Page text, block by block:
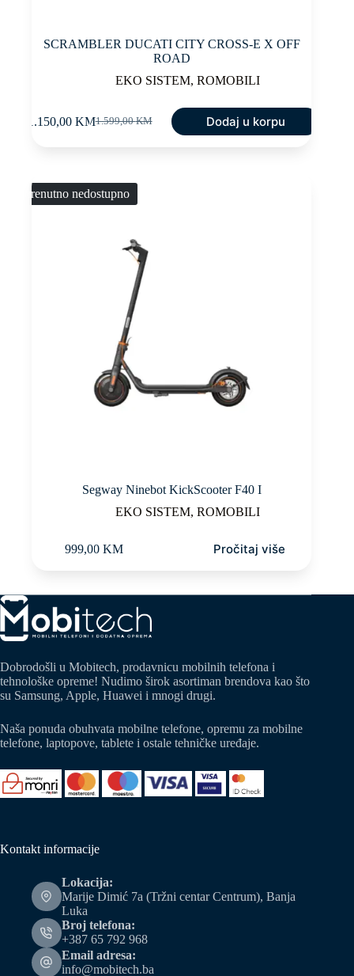
SCRAMBLER DUCATI CITY CROSS-E X OFF
ROAD
EKO SISTEM, ROMOBILI
1.599,00KM
Original
1.150,00 KMCurrent
Dodaj u korpu
Trenutno nedostupno
Segway Ninebot KickScooter F40 I
EKO SISTEM, ROMOBILI
999,00 KM Pročitaj više
Dobrodošli u Mobitech, prodavnicu mobilnih telefona i
tehnološke opreme! Nudimo širok asortiman brendova kao što
su Samsung, Apple, Huawei i mnogi drugi.
Naša ponuda obuhvata mobilne telefone, opremu za mobilne
telefone, laptopove, tablete i ostale tehničke uređaje.
Kontakt informacije
Lokacija:
Marije Dimić 7a (Tržni centar Centrum), Banja
Luka
Broj telefona:
+387 65 792 968
Email adresa:
info@mobitech.ba